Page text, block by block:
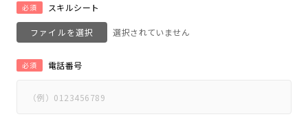
スキルシート
必須
ファイルを選択
電話番号
必須